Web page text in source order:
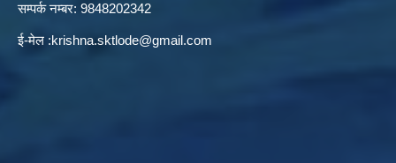
सम्पर्क नम्बर: 9848202342
ई-मेल :krishna.sktlode@gmail.com